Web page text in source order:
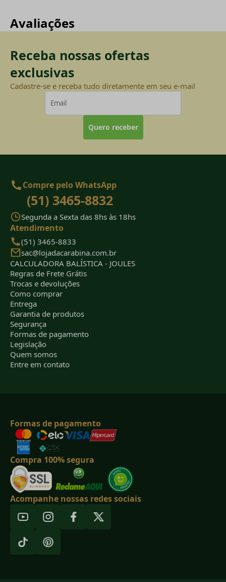
Avaliações
Receba nossas ofertas
exclusivas
Cadastre-se e receba tudo diretamente em seu e-mail
Quero receber
Compre pelo WhatsApp
(51) 3465-8832
Segunda a Sexta das 8hs às 18hs
Atendimento
(51) 3465-8833
sac@lojadacarabina.com.br
CALCULADORA BALÍSTICA - JOULES
Regras de Frete Grátis
Trocas e devoluções
Como comprar
Entrega
Garantia de produtos
Segurança
Formas de pagamento
Legislação
Quem somos
Entre em contato
Formas de pagamento
Compra 100% segura
Acompanhe nossas redes sociais